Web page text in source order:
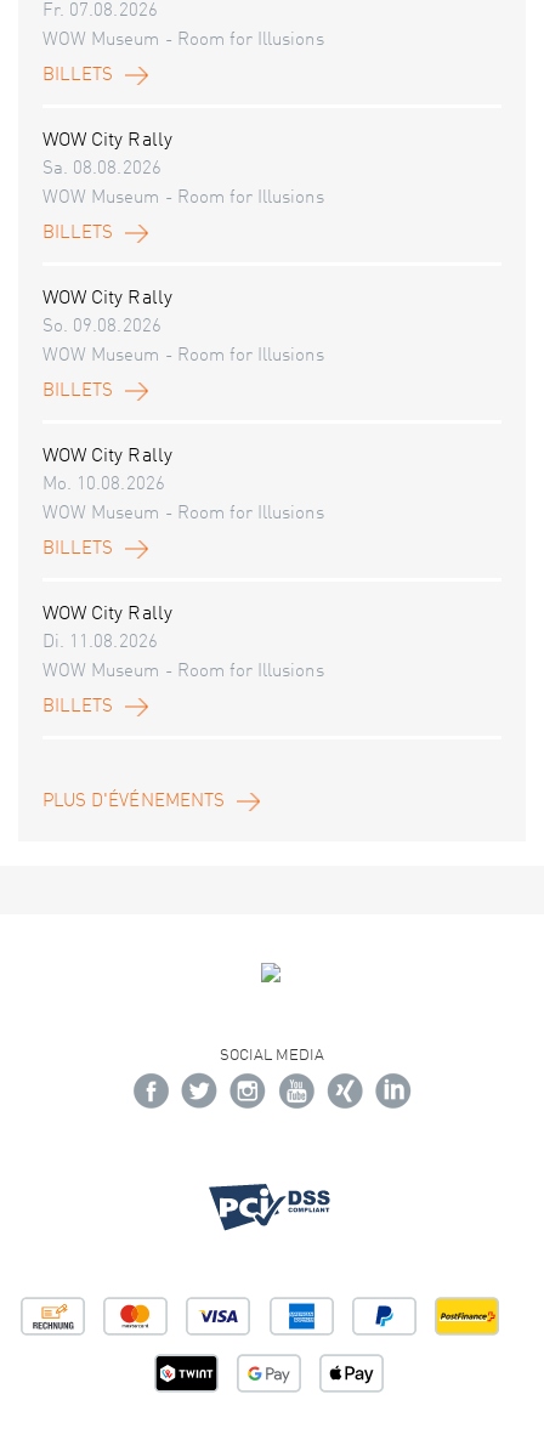
Fr. 07.08.2026
WOW Museum - Room for Illusions
BILLETS
WOW City Rally
Sa. 08.08.2026
WOW Museum - Room for Illusions
BILLETS
WOW City Rally
So. 09.08.2026
WOW Museum - Room for Illusions
BILLETS
WOW City Rally
Mo. 10.08.2026
WOW Museum - Room for Illusions
BILLETS
WOW City Rally
Di. 11.08.2026
WOW Museum - Room for Illusions
BILLETS
PLUS D'ÉVÉNEMENTS
SOCIAL MEDIA